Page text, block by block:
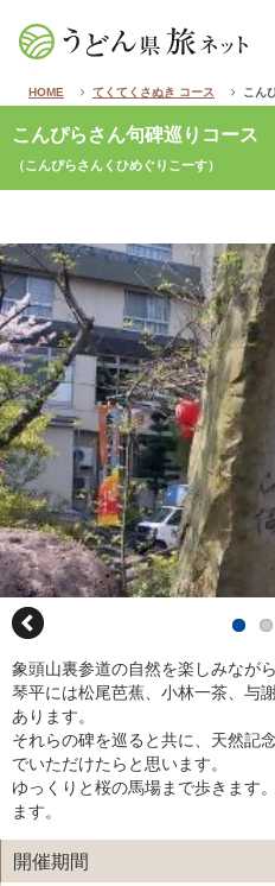
HOME てくてくさぬき コース こん
こんぴらさん句碑巡りコース
（こんぴらさんくひめぐりこーす）
象頭山裏参道の自然を楽しみなが
琴平には松尾芭蕉、小林一茶、与
あります。
それらの碑を巡ると共に、天然記
でいただけたらと思います。
ゆっくりと桜の馬場まで歩きます
ます。
開催期間